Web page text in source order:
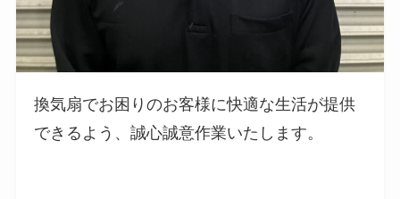
換気扇でお困りのお客様に快適な生活が提供
できるよう、誠心誠意作業いたします。